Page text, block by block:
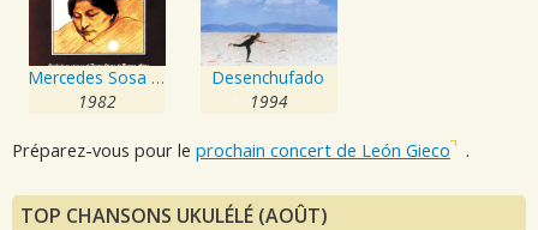
Mercedes Sosa En Argentina
1982
Desenchufado
1994
Préparez-vous pour le prochain concert de León Gieco .
TOP CHANSONS UKULÉLÉ (AOÛT)